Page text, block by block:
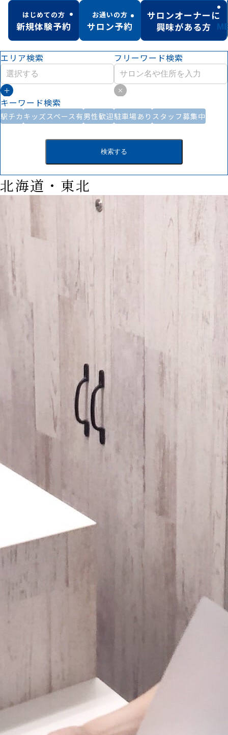
エリア検索 フリーワード検索
キーワード検索
駅チカ キッズスペース有男性歓迎駐車場あり スタッフ募集中
検索する
北海道・東北
はじめての方
新規体験予約
お通いの方
サロン予約
サロンオーナーに
興味がある方